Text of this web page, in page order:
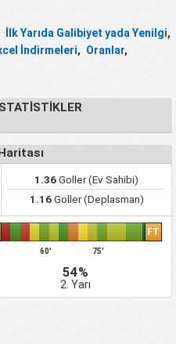
İlk Yarıda Galibiyet yada Yenilgi,
İndirmeleri, Oranlar,
1.36 Goller (Ev Sahibi)
1.16Goller (Deplasman)
60' 75'
FT
54%
2. Yarı